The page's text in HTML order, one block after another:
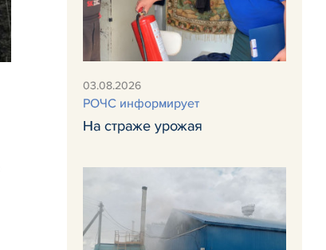
03.08.2026
РОЧС информирует
На страже урожая